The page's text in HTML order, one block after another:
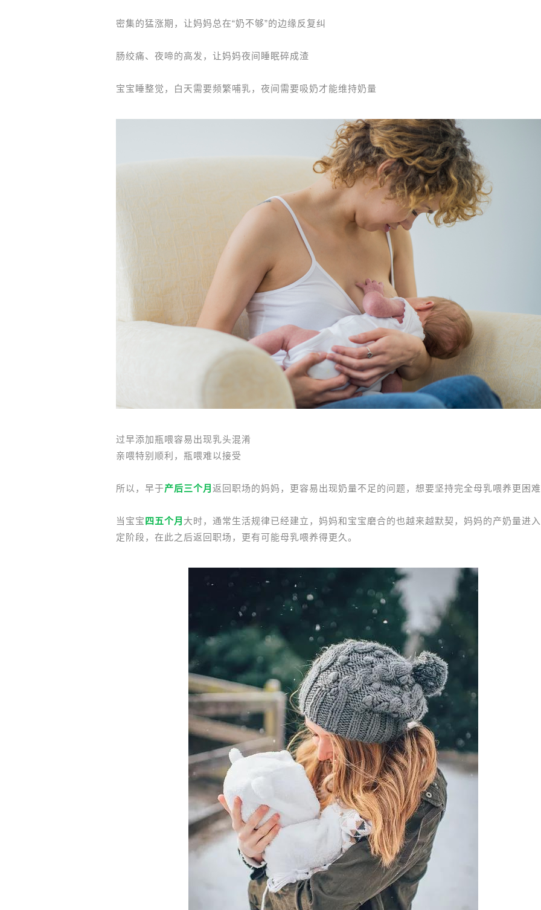
密集的猛涨期，让妈妈总在“奶不够”的边缘反复纠
肠绞痛、夜啼的高发，让妈妈夜间睡眠碎成渣
宝宝睡整觉，白天需要频繁哺乳，夜间需要吸奶才能维持奶量
过早添加瓶喂容易出现乳头混淆
亲喂特别顺利，瓶喂难以接受
所以，早于产后三个月 返回职场的妈妈，更容易出现奶量不足的问题，想要坚持完全母乳喂养更困
当宝宝四五个月 大时，通常生活规律已经建立，妈妈和宝宝磨合的也越来越默契，妈妈的产奶量进
定阶段，在此之后返回职场，更有可能母乳喂养得更久。